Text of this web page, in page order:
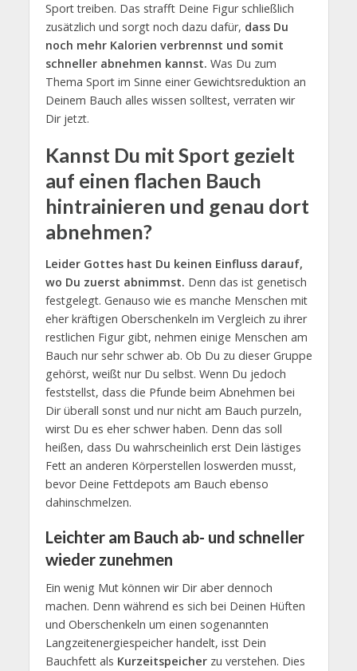
Sport treiben. Das strafft Deine Figur schließlich
zusätzlich und sorgt noch dazu dafür, dass Du
noch mehr Kalorien verbrennst und somit
schneller abnehmen kannst. Was Du zum
Thema Sport im Sinne einer Gewichtsreduktion an
Deinem Bauch alles wissen solltest, verraten wir
Dir jetzt.
Kannst Du mit Sport gezielt
auf einen flachen Bauch
hintrainieren und genau dort
abnehmen?
Leider Gottes hast Du keinen Einfluss darauf,
wo Du zuerst abnimmst. Denn das ist genetisch
festgelegt. Genauso wie es manche Menschen mit
eher kräftigen Oberschenkeln im Vergleich zu ihrer
restlichen Figur gibt, nehmen einige Menschen am
Bauch nur sehr schwer ab. Ob Du zu dieser Gruppe
gehörst, weißt nur Du selbst. Wenn Du jedoch
feststellst, dass die Pfunde beim Abnehmen bei
Dir überall sonst und nur nicht am Bauch purzeln,
wirst Du es eher schwer haben. Denn das soll
heißen, dass Du wahrscheinlich erst Dein lästiges
Fett an anderen Körperstellen loswerden musst,
bevor Deine Fettdepots am Bauch ebenso
dahinschmelzen.
Leichter am Bauch ab- und schneller
wieder zunehmen
Ein wenig Mut können wir Dir aber dennoch
machen. Denn während es sich bei Deinen Hüften
und Oberschenkeln um einen sogenannten
Langzeitenergiespeicher handelt, isst Dein
Bauchfett als Kurzeitspeicherzu verstehen. Dies